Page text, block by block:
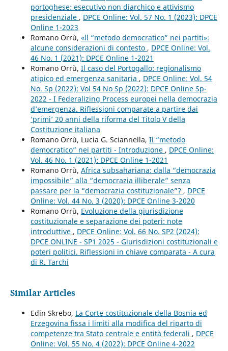
portoghese: esecutivo non diarchico e attivismo
presidenziale , DPCE Online: Vol. 57 No. 1 (2023): DPCE
Online 1-2023
Romano Orrù, «ll “metodo democratico” nei partiti»:
alcune considerazioni di contesto , DPCE Online: Vol.
46 No. 1 (2021): DPCE Online 1-2021
Romano Orrù, Il caso del Portogallo: regionalismo
atipico ed emergenza sanitaria , DPCE Online: Vol. 54
No. Sp (2022): Vol 54 No Sp (2022): DPCE Online Sp-
2022 - I Federalizing Process europei nella democrazia
d’emergenza. Riflessioni comparate a partire dai
‘primi’ 20 anni della riforma del Titolo V della
Costituzione italiana
Romano Orrù, Lucia G. Sciannella, Il “metodo
democratico” nei partiti - Introduzione , DPCE Online:
Vol. 46 No. 1 (2021): DPCE Online 1-2021
Romano Orrù, Africa subsahariana: dalla “democrazia
impossibile” alla “democrazia illiberale” senza
passare per la “democrazia costituzionale”? , DPCE
Online: Vol. 44 No. 3 (2020): DPCE Online 3-2020
Romano Orrù, Evoluzione della giurisdizione
costituzionale e separazione dei poteri: note
introduttive , DPCE Online: Vol. 66 No. SP2 (2024):
DPCE ONLINE - SP1 2025 - Giurisdizioni costituzionali e
poteri politici. Riflessioni in chiave comparata - A cura
di R. Tarchi
Similar Articles
Edin Skrebo, La Corte costituzionale della Bosnia ed
Erzegovina fissa i limiti alla modifica del riparto di
competenze tra Stato centrale e entità federali , DPCE
Online: Vol. 55 No. 4 (2022): DPCE Online 4-2022